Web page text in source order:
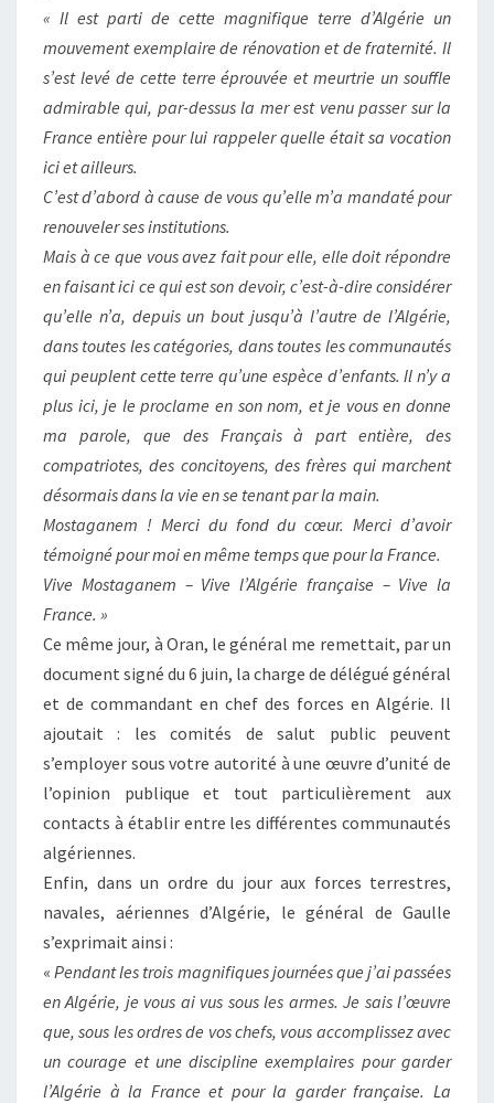
« Il est parti de cette magnifique terre d’Algérie un
mouvement exemplaire de rénovation et de fraternité. Il
s’est levé de cette terre éprouvée et meurtrie un souffle
admirable qui, par-dessus la mer est venu passer sur la
France entière pour lui rappeler quelle était sa vocation
ici et ailleurs.
C’est d’abord à cause de vous qu’elle m’a mandaté pour
renouveler ses institutions.
Mais à ce que vous avez fait pour elle, elle doit répondre
en faisant ici ce qui est son devoir, c’est-à-dire considérer
qu’elle n’a, depuis un bout jusqu’à l’autre de l’Algérie,
dans toutes les catégories, dans toutes les communautés
qui peuplent cette terre qu’une espèce d’enfants. Il n’y a
plus ici, je le proclame en son nom, et je vous en donne
ma parole, que des Français à part entière, des
compatriotes, des concitoyens, des frères qui marchent
désormais dans la vie en se tenant par la main.
Mostaganem ! Merci du fond du cœur. Merci d’avoir
témoigné pour moi en même temps que pour la France.
Vive Mostaganem – Vive l’Algérie française – Vive la
France. »
Ce même jour, à Oran, le général me remettait, par un
document signé du 6 juin, la charge de délégué général
et de commandant en chef des forces en Algérie. Il
ajoutait : les comités de salut public peuvent
s’employer sous votre autorité à une œuvre d’unité de
l’opinion publique et tout particulièrement aux
contacts à établir entre les différentes communautés
algériennes.
Enfin, dans un ordre du jour aux forces terrestres,
navales, aériennes d’Algérie, le général de Gaulle
s’exprimait ainsi :
«Pendant les trois magnifiques journées que j’ai passées
en Algérie, je vous ai vus sous les armes. Je sais l’œuvre
que, sous les ordres de vos chefs, vous accomplissez avec
un courage et une discipline exemplaires pour garder
l’Algérie à la France et pour la garder française. La